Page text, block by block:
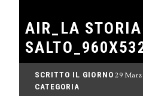
AIR_LA
SCRITTO IL GIORNO 29
CATEGORIA